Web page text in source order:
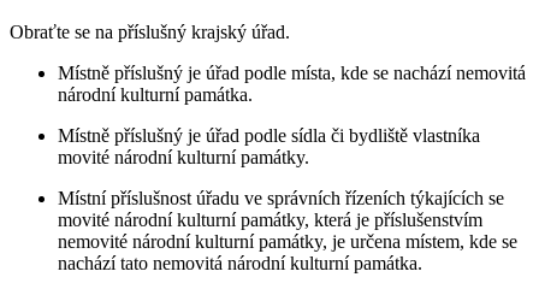
Obraťte se na příslušný krajský úřad.
Místně příslušný je úřad podle místa, kde se nachází nemovitá
národní kulturní památka.
Místně příslušný je úřad podle sídla či bydliště vlastníka
movité národní kulturní památky.
Místní příslušnost úřadu ve správních řízeních týkajících se
movité národní kulturní památky, která je příslušenstvím
nemovité národní kulturní památky, je určena místem, kde se
nachází tato nemovitá národní kulturní památka.